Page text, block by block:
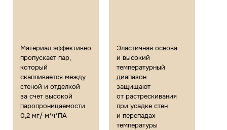
Эластичная основа
и высокий
температурный
диапазон
защищают
от растрескивания
при усадке стен
и перепадах
температуры
Материал эффективно
пропускает пар,
который
скапливается между
стеной и отделкой
за счет высокой
паропроницаемости
0,2 мг/ м*ч*ПА